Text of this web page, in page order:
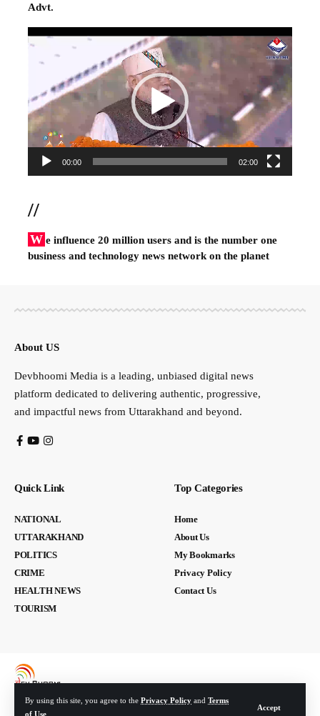
By using this site, you agree to the Privacy Policy and Terms
of Use
Accept
Advt.
Video
00:00 02:00
//
W e influence 20 million users and is the number one
business and technology news network on the planet
About US
Devbhoomi Media is a leading, unbiased digital news
platform dedicated to delivering authentic, progressive,
and impactful news from Uttarakhand and beyond.
Quick Link
NATIONAL
UTTARAKHAND
POLITICS
CRIME
HEALTH NEWS
TOURISM
Top Categories
Home
About Us
My Bookmarks
Privacy Policy
Contact Us